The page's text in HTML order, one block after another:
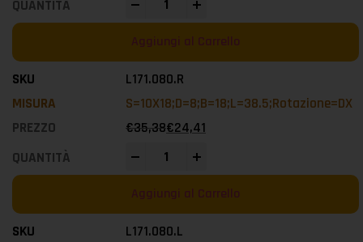
Aggiungi al Carrello
L171.080.R
S=10X18;D=8;B=18;L=38.5;Rotazione=DX
€35,38€24,41
Aggiungi al Carrello
L171.080.L